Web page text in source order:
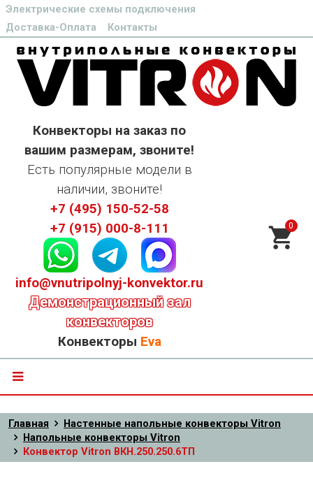
Электрические схемы подключения
Доставка-Оплата
Контакты
Конвекторы на заказ по
вашим размерам, звоните!
Есть популярные модели в
наличии, звоните!
+7 (495) 150-52-58
+7 (915) 000-8-111
info@vnutripolnyj-konvektor.ru
Демонстрационный зал
конвекторов
Конвекторы Eva
0
Главная
Настенные напольные конвекторы Vitron
Напольные конвекторы Vitron
Конвектор Vitron ВКН.250.250.6ТП